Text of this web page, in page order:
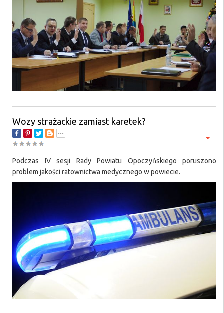
Wozy strażackie zamiast karetek?
Podczas IV sesji Rady Powiatu Opoczyńskiego poruszono
problem jakości ratownictwa medycznego w powiecie.